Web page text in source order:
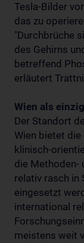
Tesla-Bilder
das zu
"Durchbrüche
des Gehirns
betreffend
erläutert
Wien als
Der Standort
Wien bietet
klinisch-
die Methoden-
relativ rasch in
eingesetzt
international
meistens weit